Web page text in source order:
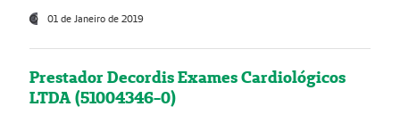
01 de Janeiro de 2019
Prestador Decordis Exames Cardiológicos
LTDA (51004346-0)